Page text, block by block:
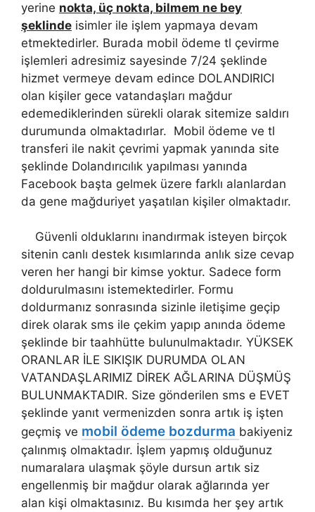
yerine nokta, üç nokta, bilmem ne bey
şeklinde isimler ile işlem yapmaya devam
etmektedirler. Burada mobil ödeme tl çevirme
işlemleri adresimiz sayesinde 7/24 şeklinde
hizmet vermeye devam edince DOLANDIRICI
olan kişiler gece vatandaşları mağdur
edemediklerinden sürekli olarak sitemize saldırı
durumunda olmaktadırlar. Mobil ödeme ve tl
transferi ile nakit çevrimi yapmak yanında site
şeklinde Dolandırıcılık yapılması yanında
Facebook başta gelmek üzere farklı alanlardan
da gene mağduriyet yaşatılan kişiler olmaktadır.
Güvenli olduklarını inandırmak isteyen birçok
sitenin canlı destek kısımlarında anlık size cevap
veren her hangi bir kimse yoktur. Sadece form
doldurulmasını istemektedirler. Formu
doldurmanız sonrasında sizinle iletişime geçip
direk olarak sms ile çekim yapıp anında ödeme
şeklinde bir taahhütte bulunulmaktadır. YÜKSEK
ORANLAR İLE SIKIŞIK DURUMDA OLAN
VATANDAŞLARIMIZ DİREK AĞLARINA DÜŞMÜŞ
BULUNMAKTADIR. Size gönderilen sms e EVET
şeklinde yanıt vermenizden sonra artık iş işten
geçmiş ve mobil ödeme bozdurma bakiyeniz
çalınmış olmaktadır. İşlem yapmış olduğunuz
numaralara ulaşmak şöyle dursun artık siz
engellenmiş bir mağdur olarak ağlarında yer
alan kişi olmaktasınız. Bu kısımda her şey artık